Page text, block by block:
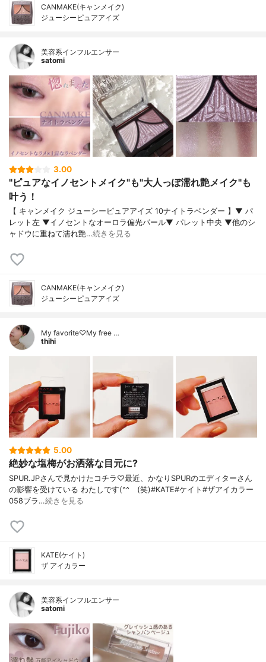
CANMAKE(キャンメイク)
ジューシーピュアアイズ
美容系インフルエンサー
satomi
3.00
"ピュアなイノセントメイク"も"大人っぽ濡れ艶メイク"も
叶う！
【 キャンメイク ジューシーピュアアイズ 10ナイトラベンダー 】▼ パ
レット左 ▼イノセントなオーロラ偏光パール▼ パレット中央 ▼他のシ
ャドウに重ねて濡れ艶…続きを見る
CANMAKE(キャンメイク)
ジューシーピュアアイズ
My favorite♡My free …
thihi
5.00
絶妙な塩梅がお洒落な目元に?
SPUR.JPさんで見かけたコチラ♡最近、かなりSPURのエディターさん
の影響を受けている わたしです(^^ゞ(笑)#KATE#ケイト#ザアイカラー
058ブラ…続きを見る
KATE(ケイト)
ザ アイカラー
美容系インフルエンサー
satomi